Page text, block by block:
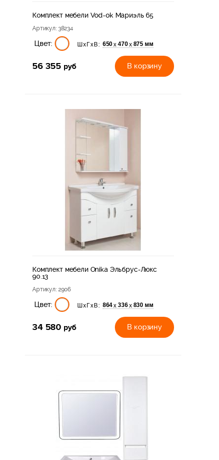
Комплект мебели Vod-ok Мариэль 65
Артикул: 38234
Цвет: ШхГхВ: 650х 470х 875 мм
56 355 руб В корзину
Комплект мебели Onika Эльбрус-Люкс
90.13
Артикул: 2906
Цвет: ШхГхВ: 864х 336х 830 мм
34 580 руб В корзину